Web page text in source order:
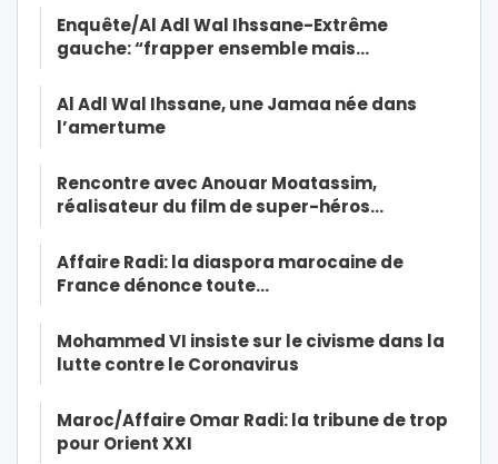
Enquête/Al Adl Wal Ihssane-Extrême
gauche: “frapper ensemble mais…
Al Adl Wal Ihssane, une Jamaa née dans
l’amertume
Rencontre avec Anouar Moatassim,
réalisateur du film de super-héros…
Affaire Radi: la diaspora marocaine de
France dénonce toute…
Mohammed VI insiste sur le civisme dans la
lutte contre le Coronavirus
Maroc/Affaire Omar Radi: la tribune de trop
pour Orient XXI